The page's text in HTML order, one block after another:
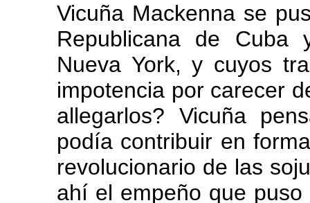
Vicuña Mackenna se
Republicana de Cuba
Nueva York, y cuyos
impotencia por carecer
allegarlos? Vicuña
podía contribuir en
revolucionario de las
ahí el empeño que